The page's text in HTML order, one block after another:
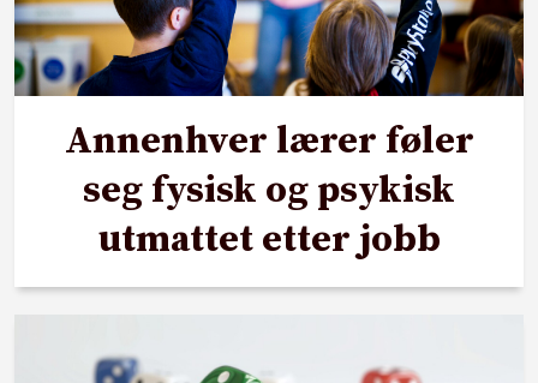
Annenhver lærer føler
seg fysisk og psykisk
utmattet etter jobb